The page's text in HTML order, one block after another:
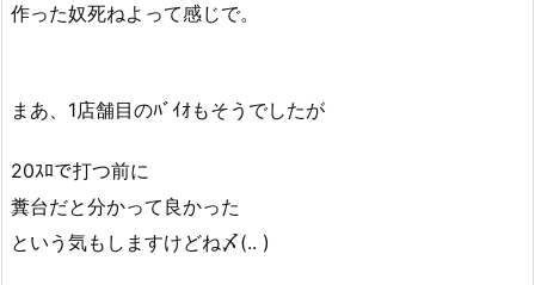
作った奴死ねよって感じで。
まあ、1店舗目のﾊﾞｲｵもそうでしたが
20ｽﾛで打つ前に
糞台だと分かって良かった
という気もしますけどね〆(.. )